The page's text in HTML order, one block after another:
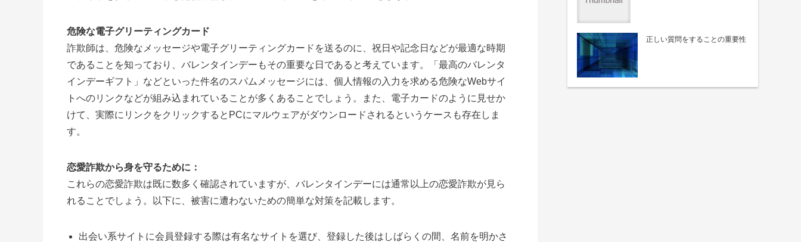
危険な電子グリーティングカード
詐欺師は、危険なメッセージや電子グリーティングカードを送るのに、祝日や記念日などが最適な時期
であることを知っており、バレンタインデーもその重要な日であると考えています。「最高のバレンタ
インデーギフト」などといった件名のスパムメッセージには、個人情報の入力を求める危険なWebサイ
トへのリンクなどが組み込まれていることが多くあることでしょう。また、電子カードのように見せか
けて、実際にリンクをクリックするとPCにマルウェアがダウンロードされるというケースも存在しま
す。
恋愛詐欺から身を守るために：
これらの恋愛詐欺は既に数多く確認されていますが、バレンタインデーには通常以上の恋愛詐欺が見ら
れることでしょう。以下に、被害に遭わないための簡単な対策を記載します。
出会い系サイトに会員登録する際は有名なサイトを選び、登録した後はしばらくの間、名前を明かさ
正しい質問をすることの重要性